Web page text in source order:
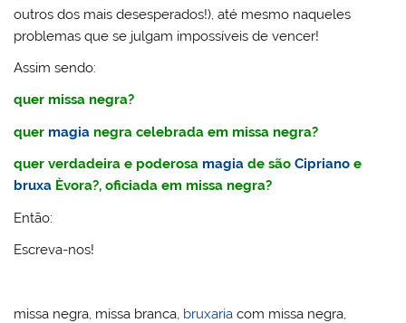
outros dos mais desesperados!), até mesmo naqueles
problemas que se julgam impossíveis de vencer!
Assim sendo:
quer missa negra?
quer magia negra celebrada em missa negra?
quer verdadeira e poderosa magia de sãoCipriano e
bruxa Èvora?, oficiada em missa negra?
Então:
Escreva-nos!
missa negra, missa branca, bruxaria com missa negra,